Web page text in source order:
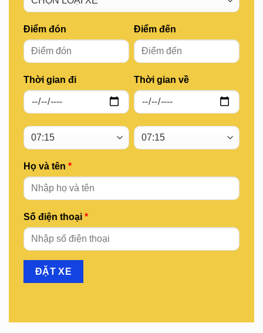
Điểm đón
Thời gian đi
Điểm đến
Thời gian về
Họ và tên *
Số điện thoại *